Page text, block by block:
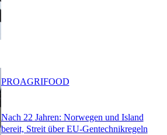
Nach 22 Jahren: Norwegen und Island
bereit, Streit über EU-Gentechnikregeln
PROAGRIFOOD